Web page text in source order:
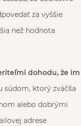
za vyššie
než hodnota
dohodu, že im
súdom, ktorý zväčša
alebo dobrými
adrese